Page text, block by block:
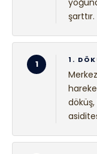
şarttır.
1 1.